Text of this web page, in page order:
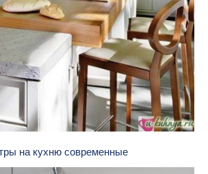
на кухню современные